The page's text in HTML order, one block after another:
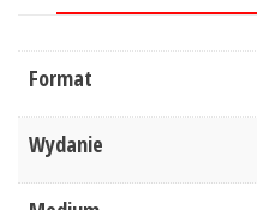
Format
Wydanie